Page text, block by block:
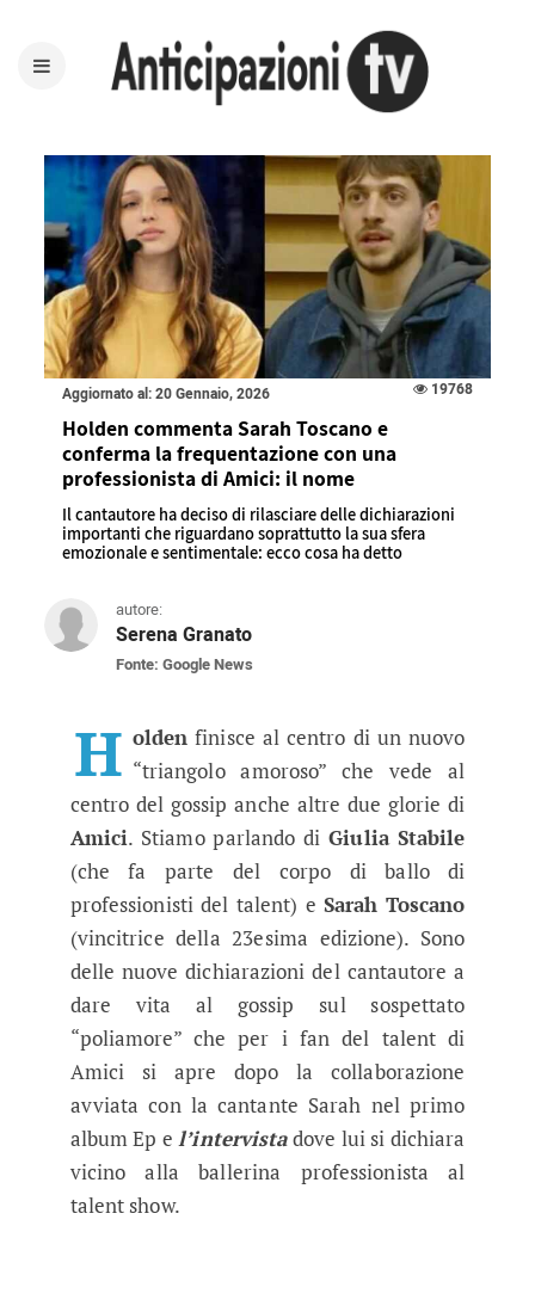
Aggiornato al: 20 Gennaio, 2026 19768
Holden commenta Sarah Toscano e
conferma la frequentazione con una
professionista di Amici: il nome
Il cantautore ha deciso di rilasciare delle dichiarazioni
importanti che riguardano soprattutto la sua sfera
emozionale e sentimentale: ecco cosa ha detto
autore:
Serena Granato
Fonte: Google News
Holden commenta Sarah
H olden finisce al centro di un nuovo
“triangolo amoroso” che vede al
centro del gossip anche altre due glorie di
Amici. Stiamo parlando diGiulia Stabile
(che fa parte del corpo di ballo di
professionisti del talent) eSarah Toscano
(vincitrice della 23esima edizione). Sono
delle nuove dichiarazioni del cantautore a
dare vita al gossip sul sospettato
“poliamore” che per i fan del talent di
Amici si apre dopo la collaborazione
avviata con la cantante Sarah nel primo
album Ep el’intervistadove lui si dichiara
vicino alla ballerina professionista al
talent show.